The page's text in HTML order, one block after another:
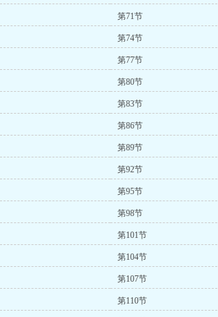
第71节
第74节
第77节
第80节
第83节
第86节
第89节
第92节
第95节
第98节
第101节
第104节
第107节
第110节